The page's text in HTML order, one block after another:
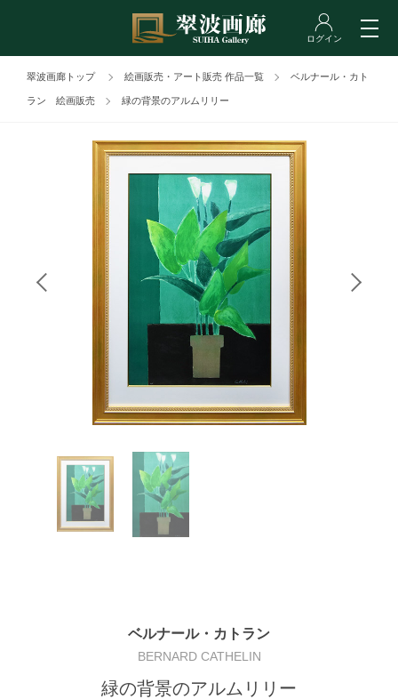
翠波画廊トップ 絵画販売・アート販売 作品一覧 ベルナール・カト
ラン 絵画販売 緑の背景のアルムリリー
ベルナール・カトラン
BERNARD CATHELIN
緑の背景のアルムリリー